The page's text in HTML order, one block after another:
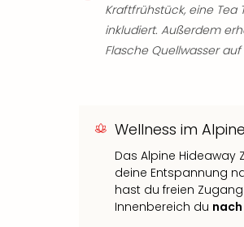
Kraftfrühstück, eine
inkludiert. Außerdem
Flasche Quellwasser
Wellness im
Das Alpine Hideaway
deine Entspannung
hast du freien
Innenbereich du